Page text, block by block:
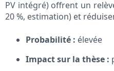
PV intégré) offrent un
20 %, estimation) et
Probabilité : élevée
Impact sur la thèse :